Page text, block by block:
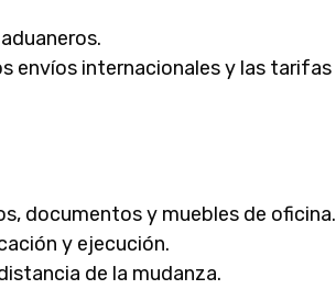
envíos internacionales y las tarifas
documentos y muebles de oficina.
y ejecución.
de la mudanza.